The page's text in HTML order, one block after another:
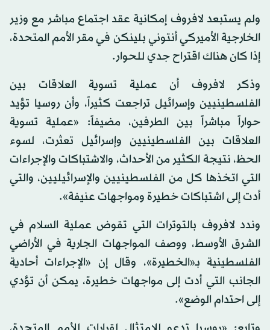
ولم يستبعد لافروف إمكانية عقد اجتماع مباشر مع وزير
الخارجية الأميركي أنتوني بلينكن في مقر الأمم المتحدة،
إذا كان هناك اقتراح جدي للحوار.
وذكر لافروف أن عملية تسوية العلاقات بين
الفلسطينيين وإسرائيل تراجعت كثيراً، وأن روسيا تؤيد
حواراً مباشراً بين الطرفين، مضيفاً: «عملية تسوية
العلاقات بين الفلسطينيين وإسرائيل تعثرت، لسوء
الحظ، نتيجة الكثير من الأحداث، والاشتباكات والإجراءات
التي اتخذها كل من الفلسطينيين والإسرائيليين، والتي
أدت إلى اشتباكات خطيرة ومواجهات عنيفة».
وندد لافروف بالتوترات التي تقوض عملية السلام في
الشرق الأوسط، ووصف المواجهات الجارية في الأراضي
الفلسطينية بـ«الخطيرة»، وقال إن «الإجراءات أحادية
الجانب التي أدت إلى مواجهات خطيرة، يمكن أن تؤدي
إلى احتدام الوضع».